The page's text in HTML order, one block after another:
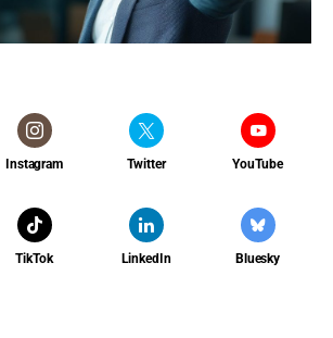
Instagram Twitter YouTube
TikTok LinkedIn Bluesky